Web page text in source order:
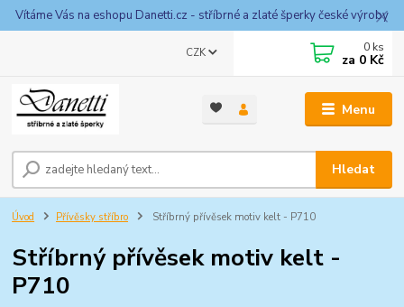
Vítáme Vás na eshopu Danetti.cz - stříbrné a zlaté šperky české výroby
Menu
CZK
Hledat
0 ks
za 0 Kč
Úvod Přívěsky stříbro Stříbrný přívěsek motiv kelt - P710
Stříbrný přívěsek motiv kelt -
P710